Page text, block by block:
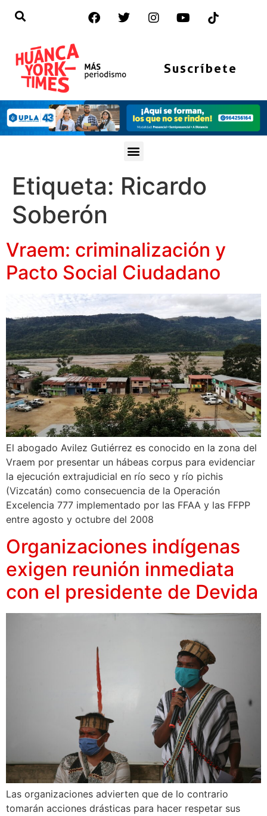
Suscríbete
Etiqueta: Ricardo
Soberón
Vraem: criminalización y
Pacto Social Ciudadano
El abogado Avilez Gutiérrez es conocido en la zona del
Vraem por presentar un hábeas corpus para evidenciar
la ejecución extrajudicial en río seco y río pichis
(Vizcatán) como consecuencia de la Operación
Excelencia 777 implementado por las FFAA y las FFPP
entre agosto y octubre del 2008
Organizaciones indígenas
exigen reunión inmediata
con el presidente de Devida
Las organizaciones advierten que de lo contrario
tomarán acciones drásticas para hacer respetar sus